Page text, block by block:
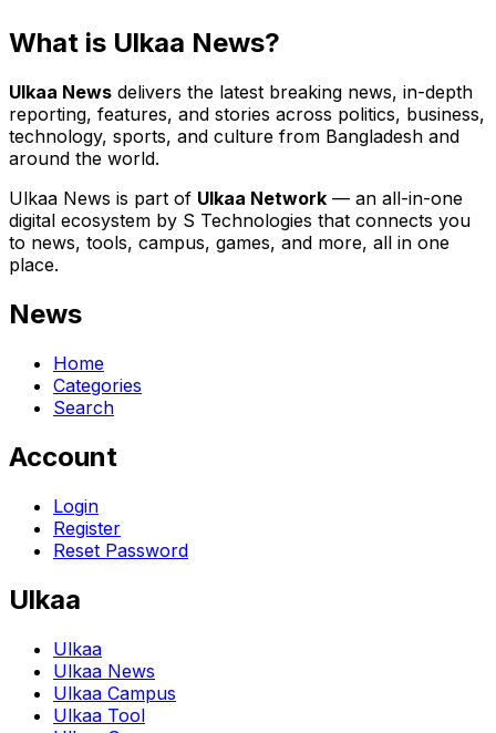
What is Ulkaa News?
Ulkaa News delivers the latest breaking news, in-depth
reporting, features, and stories across politics, business,
technology, sports, and culture from Bangladesh and
around the world.
Ulkaa News is part of Ulkaa Network — an all-in-one
digital ecosystem by S Technologies that connects you
to news, tools, campus, games, and more, all in one
place.
News
Home
Categories
Search
Account
Login
Register
Reset Password
Ulkaa
Ulkaa
Ulkaa News
Ulkaa Campus
Ulkaa Tool